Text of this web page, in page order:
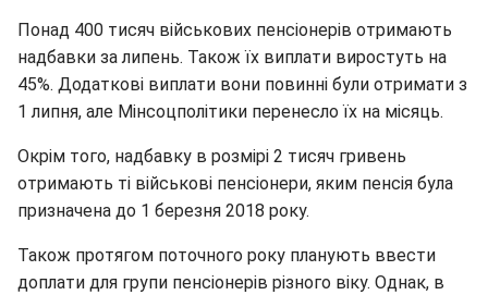
Понад 400 тисяч військових пенсіонерів отримають
надбавки за липень. Також їх виплати виростуть на
45%. Додаткові виплати вони повинні були отримати з
1 липня, але Мінсоцполітики перенесло їх на місяць.
Окрім того, надбавку в розмірі 2 тисяч гривень
отримають ті військові пенсіонери, яким пенсія була
призначена до 1 березня 2018 року.
Також протягом поточного року планують ввести
доплати для групи пенсіонерів різного віку. Однак, в